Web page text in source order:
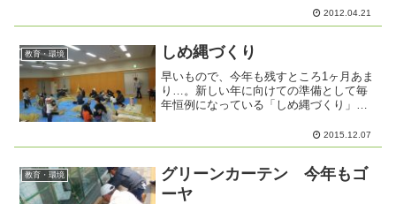
2012.04.21
教育・環境 しめ縄づくり
早いもので、今年も残すところ1ヶ月あま
り…。新しい年に向けての準備として毎
年恒例になっている「しめ縄づくり」が
の大学習室で開催されました。中俣地区
の高野安雄さんと山浦大玉さんのお二人
2015.12.07
教育・環境
グリーンカーテン 今年もゴ
ーヤ